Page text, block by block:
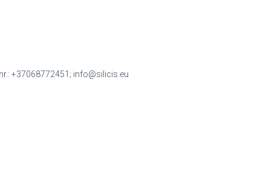
+37068772451; info@silicis.eu